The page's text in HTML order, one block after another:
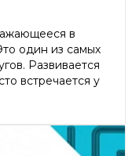
в
один из самых
Развивается
встречается у